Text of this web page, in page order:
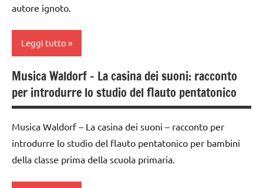
PEDAGOGIE
Steiner
TUTTI GLI
ARGOMENTI
PER ETA'
TUTTI GLI
ARTICOLI
dai
FESTE
GUIDA
DIDATTICA
4a
avvento
arte
Waldorf
canti
di
canti
autore ignoto.
Leggi tutto
arte
Waldorf
6
anni
FESTE
DELL'ANNO
Musica Waldorf – La casina dei suoni: racconto
per introdurre lo studio del flauto pentatonico
Musica Waldorf – La casina dei suoni – racconto per
introdurre lo studio del flauto pentatonico per bambini
della classe prima della scuola primaria.